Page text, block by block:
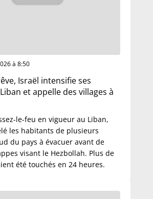
à 8:50
Israël intensifie ses
et appelle des villages à
le-feu en vigueur au Liban,
les habitants de plusieurs
du pays à évacuer avant de
visant le Hezbollah. Plus de
été touchés en 24 heures.